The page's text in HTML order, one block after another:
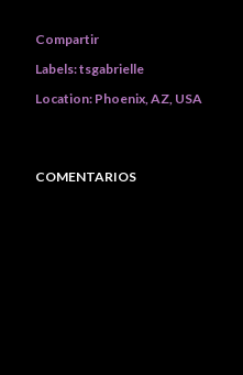
Compartir
Labels:tsgabrielle
Location: Phoenix, AZ, USA
COMENTARIOS